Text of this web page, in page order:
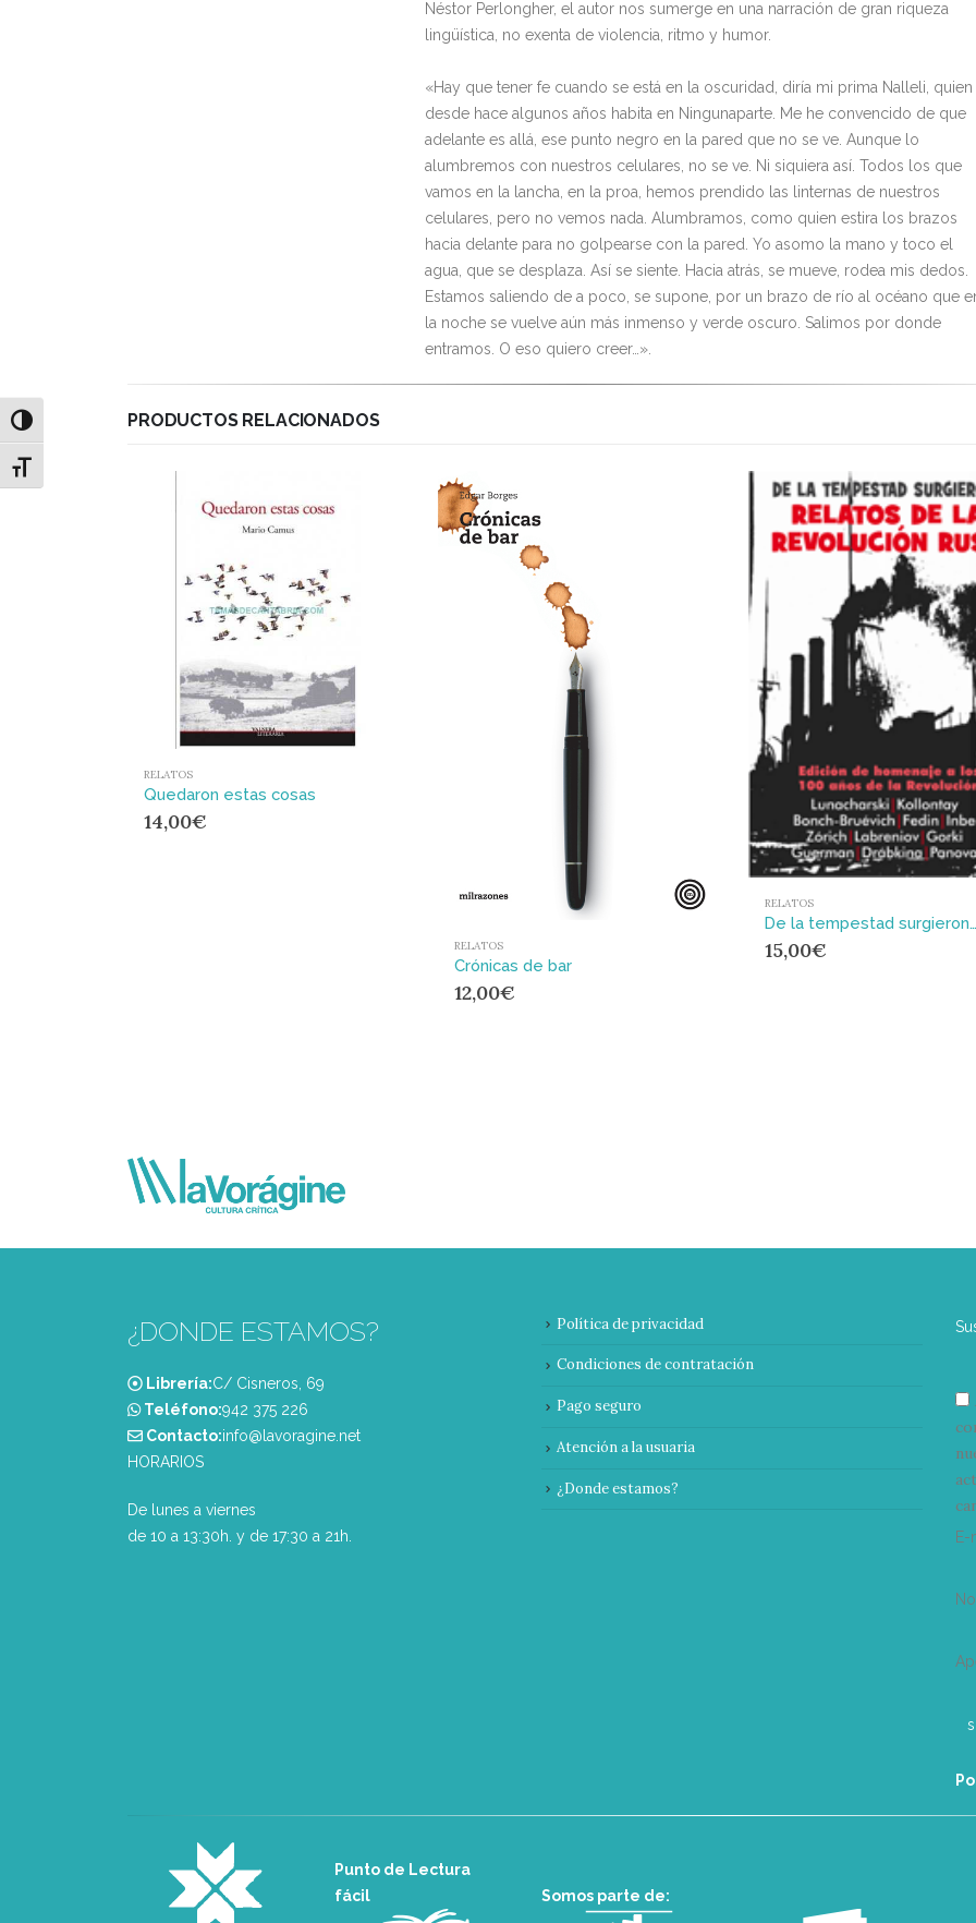
Alternar alto contraste
Alternar tamaño de letra
Néstor Perlongher, el autor nos sumerge en una narración de gran riqueza
lingüística, no exenta de violencia, ritmo y humor.
«Hay que tener fe cuando se está en la oscuridad, diría mi prima Nalleli, quien
desde hace algunos años habita en Ningunaparte. Me he convencido de que
adelante es allá, ese punto negro en la pared que no se ve. Aunque lo
alumbremos con nuestros celulares, no se ve. Ni siquiera así. Todos los que
vamos en la lancha, en la proa, hemos prendido las linternas de nuestros
celulares, pero no vemos nada. Alumbramos, como quien estira los brazos
hacia delante para no golpearse con la pared. Yo asomo la mano y toco el
agua, que se desplaza. Así se siente. Hacia atrás, se mueve, rodea mis dedos.
Estamos saliendo de a poco, se supone, por un brazo de río al océano que
la noche se vuelve aún más inmenso y verde oscuro. Salimos por donde
entramos. O eso quiero creer…».
PRODUCTOS RELACIONADOS
RELATOS
Quedaron estas cosas
14,00€
RELATOS
Crónicas de bar
12,00€
RELATOS
De la tempestad
15,00€
¿DONDE ESTAMOS?
Librería:C/ Cisneros, 69
Teléfono:‭942 375 226‬
Contacto:info@lavoragine.net
HORARIOS
De lunes a viernes
de 10 a 13:30h. y de 17:30 a 21h.
Política de privacidad
Condiciones de contratación
Pago seguro
Atención a la usuaria
¿Donde estamos?
Punto de Lectura
fácil
Somos parte de: